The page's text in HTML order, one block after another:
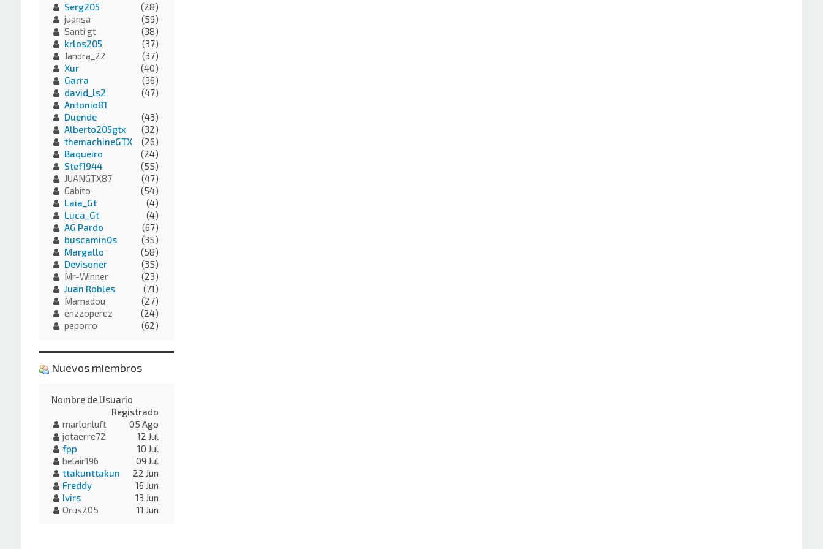
Serg205
(28)
juansa
(59)
Santi gt
(38)
krlos205
(37)
Jandra_22
(37)
Xur
(40)
Garra
(36)
david_ls2
(47)
Antonio81
Duende
(43)
Alberto205gtx
(32)
themachineGTX
(26)
Baqueiro
(24)
Stef1944
(55)
JUANGTX87
(47)
Gabito
(54)
Laia_Gt
(4)
Luca_Gt
(4)
AG Pardo
(67)
buscamin0s
(35)
Margallo
(58)
Devisoner
(35)
Mr-Winner
(23)
Juan Robles
(71)
Mamadou
(27)
enzzoperez
(24)
peporro
(62)
Nuevos miembros
Nombre de Usuario
Registrado
marlonluft
05 Ago
jotaerre72
12 Jul
fpp
10 Jul
belair196
09 Jul
ttakunttakun
22 Jun
Freddy
16 Jun
Ivirs
13 Jun
Orus205
11 Jun